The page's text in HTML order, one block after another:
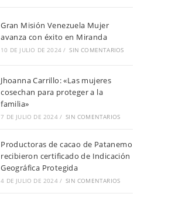
Gran Misión Venezuela Mujer
avanza con éxito en Miranda
10 DE JULIO DE 2024 / SIN COMENTARIOS
Jhoanna Carrillo: «Las mujeres
cosechan para proteger a la
familia»
7 DE JULIO DE 2024 / SIN COMENTARIOS
Productoras de cacao de Patanemo
recibieron certificado de Indicación
Geográfica Protegida
4 DE JULIO DE 2024 / SIN COMENTARIOS